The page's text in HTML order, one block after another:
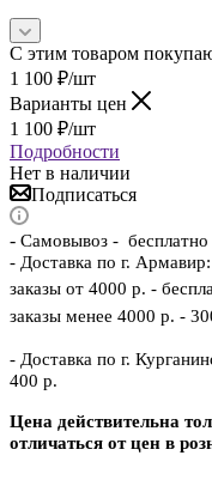
С этим товаром
1 100 ₽/шт
Варианты цен
1 100 ₽/шт
Подробности
Нет в наличии
Подписаться
- Самовывоз - бесплатно
- Доставка по г. Армавир:
заказы от 4000 р. -
заказы менее 4000 р. -
- Доставка по г.
400 р.
Цена действительна
отличаться от цен в